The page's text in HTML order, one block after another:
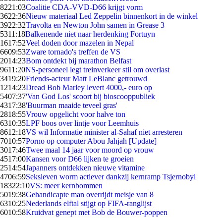
8221:03Coalitie CDA-VVD-D66 krijgt vorm
3622:36Nieuw materiaal Led Zeppelin binnenkort in de winkel
3922:32Travolta en Newton John samen in Grease 3
5311:18Balkenende niet naar herdenking Fortuyn
1617:52Veel doden door mazelen in Nepal
6609:53Zware tornado's treffen de VS
2014:23Bom ontdekt bij marathon Belfast
9611:20NS-personeel legt treinverkeer stil om overlast
3419:20Friends-acteur Matt LeBlanc getrouwd
1214:23Dread Bob Marley levert 4000,- euro op
5407:37'Van God Los' scoort bij bioscooppubliek
4317:38'Buurman maaide teveel gras'
2818:55Vrouw opgelicht voor halve ton
6310:35LPF boos over lintje voor Leemhuis
8612:18VS wil Informatie minister al-Sahaf niet arresteren
7010:57Porno op computer Abou Jahjah [Update]
3017:46Twee maal 14 jaar voor moord op vrouw
4517:00Kansen voor D66 lijken te groeien
2514:54Japanners ontdekken nieuwe vitamine
4706:59Seksleven worm actiever dankzij kernramp Tsjernobyl
18322:10VS: meer kernbommen
5019:38Gehandicapte man overrijdt meisje van 8
6310:25Nederlands elftal stijgt op FIFA-ranglijst
6010:58Kruidvat genept met Bob de Bouwer-poppen